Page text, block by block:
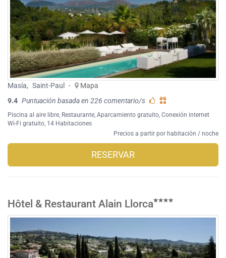
Masía, Saint-Paul -
Mapa
9.4 Puntuación basada en 226 comentario/s
Piscina al aire libre Restaurante Aparcamiento gratuito Conexión internet
Wi-Fi gratuito , 14 Habitaciones
Precios a partir por habitación / noche
RESERVAR
Hôtel & Restaurant Alain Llorca